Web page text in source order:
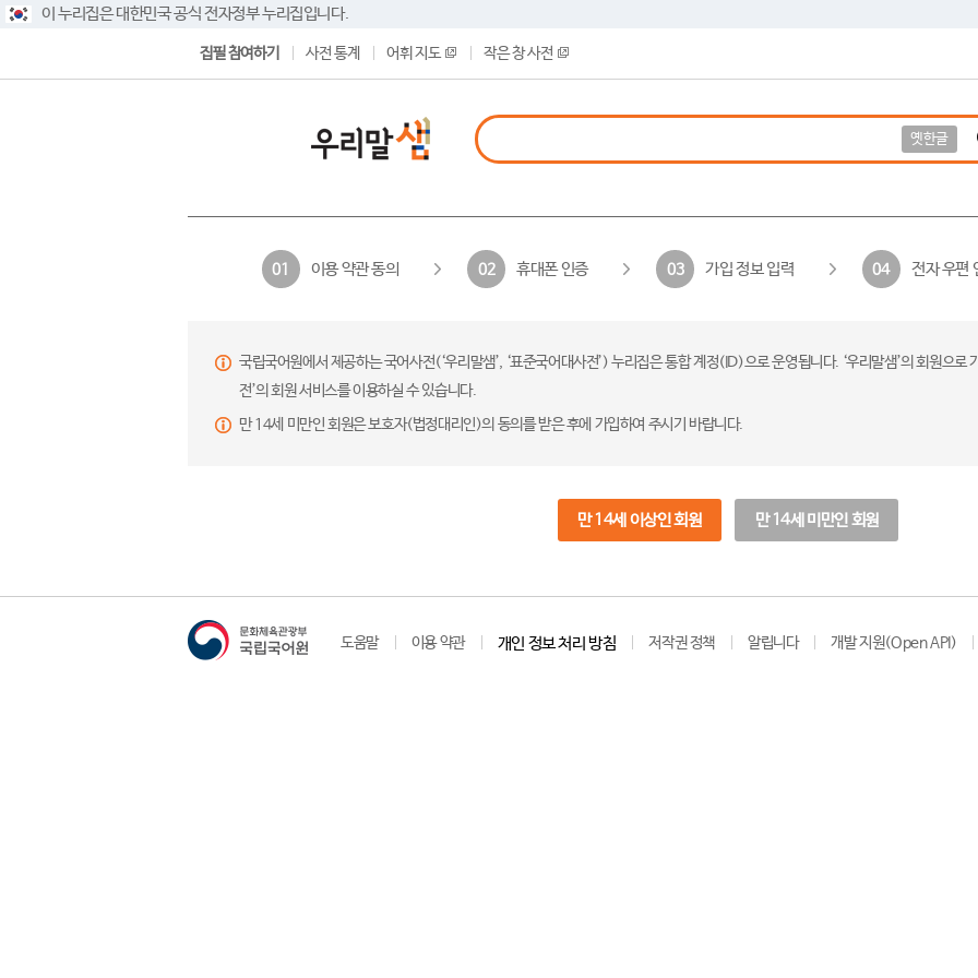
이 누리집은 대한민국 공식 전자정부 누리집입니다.
집필 참여하기 사전 통계 어휘 지도 작은 창 사전
옛한글
01 이용 약관 동의 02 휴대폰 인증 03 가입 정보 입력 04 전자 우편
국립국어원에서 제공하는 국어사전(‘우리말샘’, ‘표준국어대사전’) 누리집은 통합 계정(ID)으로 운영됩니다. ‘우리말샘’의 회원으
전’의 회원 서비스를 이용하실 수 있습니다.
만 14세 미만인 회원은 보호자(법정대리인)의 동의를 받은 후에 가입하여 주시기 바랍니다.
만 14세 이상인 회원 만 14세 미만인 회원
도움말 이용 약관 개인 정보 처리 방침 저작권 정책 알립니다 개발 지원(Open API)